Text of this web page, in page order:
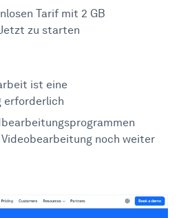
Tarif mit 2 GB
zu starten
ist eine
erforderlich
noch weiter